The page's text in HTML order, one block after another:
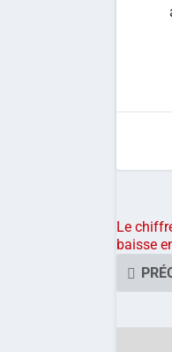
Le
baisse